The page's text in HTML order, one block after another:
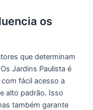
os
que determinam
Jardins Paulista é
fácil acesso a
alto padrão. Isso
também garante